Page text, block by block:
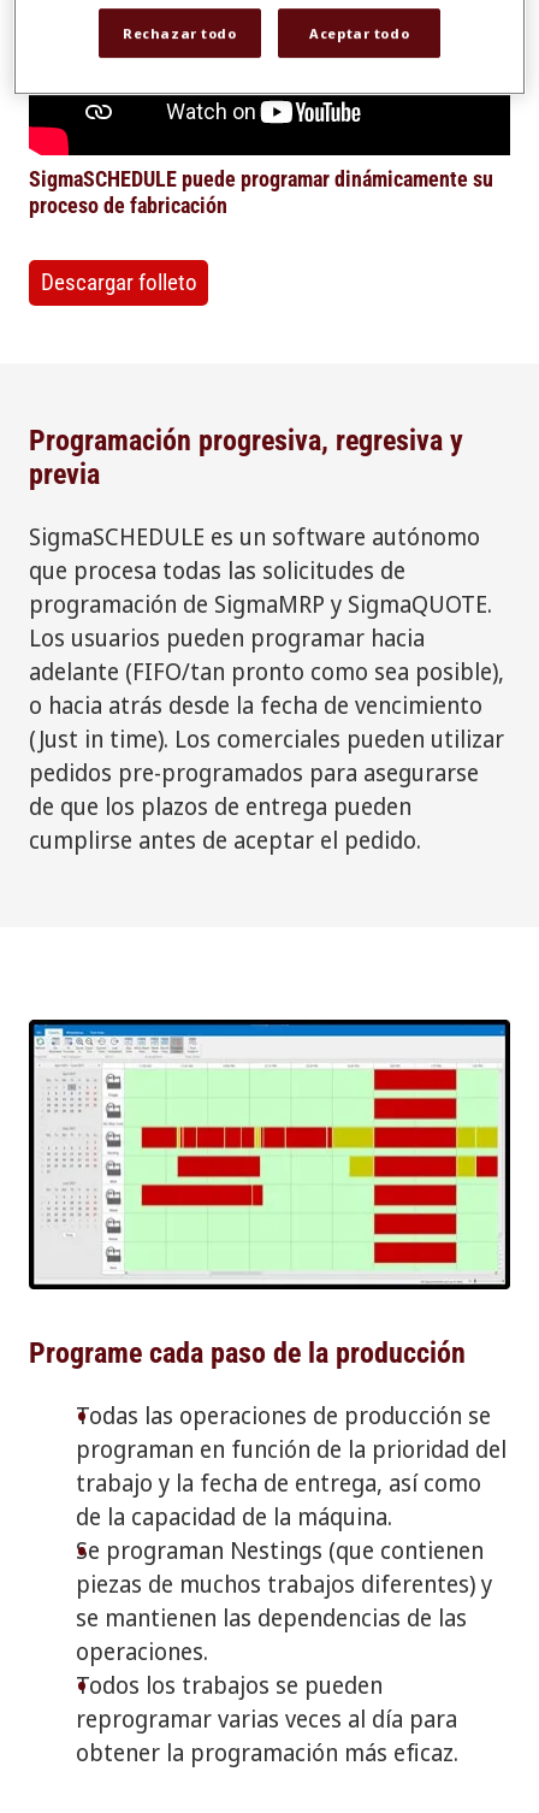
SigmaSCHEDULE puede programar dinámicamente su
proceso de fabricación
Descargar folleto
Programación progresiva, regresiva y
previa
SigmaSCHEDULE es un software autónomo
que procesa todas las solicitudes de
programación de SigmaMRP y SigmaQUOTE.
Los usuarios pueden programar hacia
adelante (FIFO/tan pronto como sea posible),
o hacia atrás desde la fecha de vencimiento
(Just in time). Los comerciales pueden utilizar
pedidos pre-programados para asegurarse
de que los plazos de entrega pueden
cumplirse antes de aceptar el pedido.
Programe cada paso de la producción
Todas las operaciones de producción se
programan en función de la prioridad del
trabajo y la fecha de entrega, así como
de la capacidad de la máquina.
Se programan Nestings (que contienen
piezas de muchos trabajos diferentes) y
se mantienen las dependencias de las
operaciones.
Todos los trabajos se pueden
reprogramar varias veces al día para
obtener la programación más eficaz.
Rechazar todo Aceptar todo